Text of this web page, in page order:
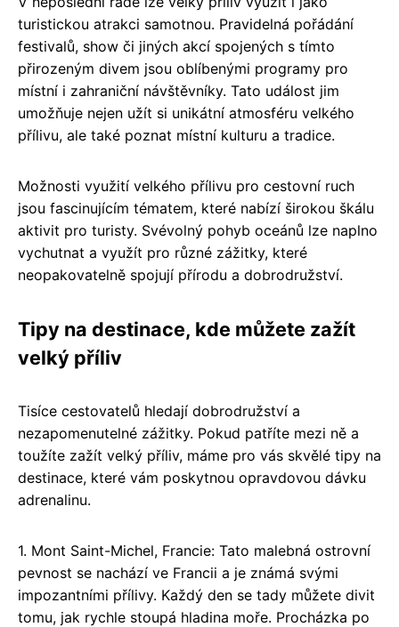
turistickou atrakci samotnou. Pravidelná pořádání
festivalů, show či jiných akcí spojených s tímto
přirozeným divem jsou oblíbenými programy pro
místní i zahraniční návštěvníky. Tato událost jim
umožňuje nejen užít si unikátní atmosféru velkého
přílivu, ale také poznat místní kulturu a tradice.
Možnosti využití velkého přílivu pro cestovní ruch
jsou fascinujícím tématem, které nabízí širokou škálu
aktivit pro turisty. Svévolný pohyb oceánů lze naplno
vychutnat a využít pro různé zážitky, které
neopakovatelně spojují přírodu a dobrodružství.
Tipy na destinace, kde můžete zažít
velký příliv
Tisíce cestovatelů hledají dobrodružství a
nezapomenutelné zážitky. Pokud patříte mezi ně a
toužíte zažít velký příliv, máme pro vás skvělé tipy na
destinace, které vám poskytnou opravdovou dávku
adrenalinu.
1. Mont Saint-Michel, Francie: Tato malebná ostrovní
pevnost se nachází ve Francii a je známá svými
impozantními přílivy. Každý den se tady můžete divit
tomu, jak rychle stoupá hladina moře. Procházka po